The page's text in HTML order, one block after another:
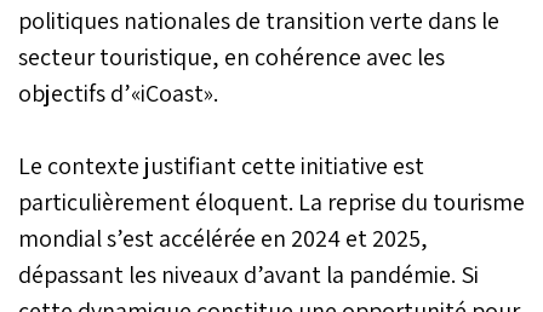
politiques nationales de transition verte dans le
secteur touristique, en cohérence avec les
objectifs d’«iCoast».
Le contexte justifiant cette initiative est
particulièrement éloquent. La reprise du tourisme
mondial s’est accélérée en 2024 et 2025,
dépassant les niveaux d’avant la pandémie. Si